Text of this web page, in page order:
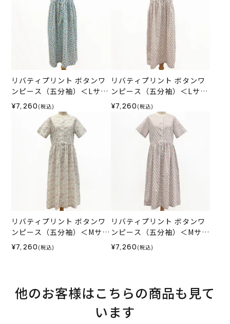
リバティプリント ボタンワ
ンピース（五分袖）＜Lサイ
ズ＞01K
¥7,260 (税込)
リバティプリント ボタンワ
ンピース（五分袖）＜Lサイ
ズ＞01E
¥7,260 (税込)
リバティプリント ボタンワ
ンピース（五分袖）＜Mサイ
ズ＞01C
¥7,260 (税込)
リバティプリント ボタンワ
ンピース（五分袖）＜Mサイ
ズ＞01E
¥7,260 (税込)
他のお客様はこちらの商品も見て
います